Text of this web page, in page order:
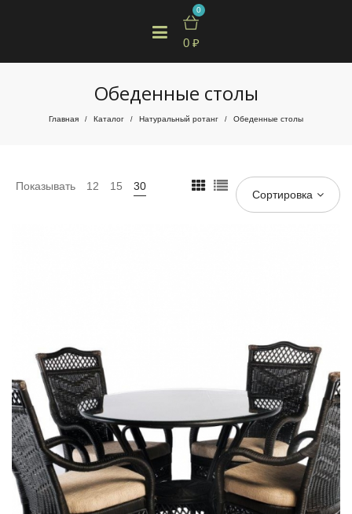
0
0 ₽
Обеденные столы
Главная / Каталог / Натуральный ротанг / Обеденные столы
Показывать 12 15 30
Сортировка